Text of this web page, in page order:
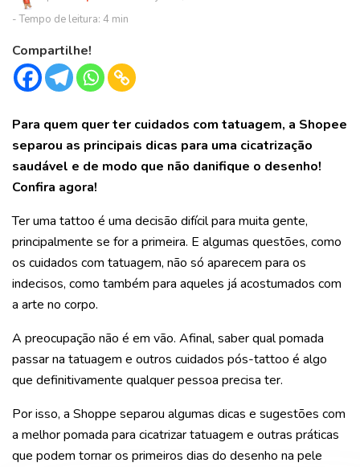
Compartilhe!
Para quem quer ter cuidados com tatuagem, a Shopee
separou as principais dicas para uma cicatrização
saudável e de modo que não danifique o desenho!
Confira agora!
Ter uma tattoo é uma decisão difícil para muita gente,
principalmente se for a primeira. E algumas questões, como
os cuidados com tatuagem, não só aparecem para os
indecisos, como também para aqueles já acostumados com
a arte no corpo.
A preocupação não é em vão. Afinal, saber qual pomada
passar na tatuagem e outros cuidados pós-tattoo é algo
que definitivamente qualquer pessoa precisa ter.
Por isso, a Shoppe separou algumas dicas e sugestões com
a melhor pomada para cicatrizar tatuagem e outras práticas
que podem tornar os primeiros dias do desenho na pele